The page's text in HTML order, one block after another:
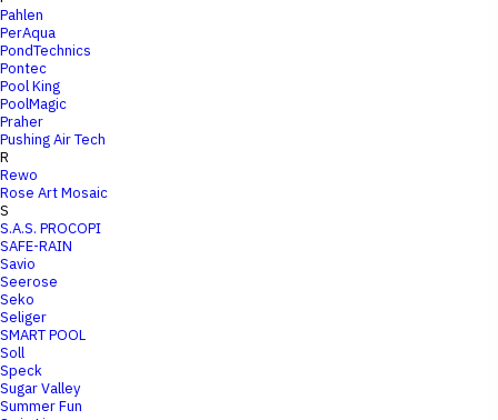
Pahlen
PerAqua
PondTechnics
Pontec
Pool King
PoolMagic
Praher
Pushing Air Tech
R
Rewo
Rose Art Mosaic
S
S.A.S. PROCOPI
SAFE-RAIN
Savio
Seerose
Seko
Seliger
SMART POOL
Soll
Speck
Sugar Valley
Summer Fun